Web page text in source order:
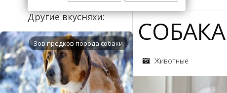
Другие вкусняхи:
Зов предков порода собаки
Животные